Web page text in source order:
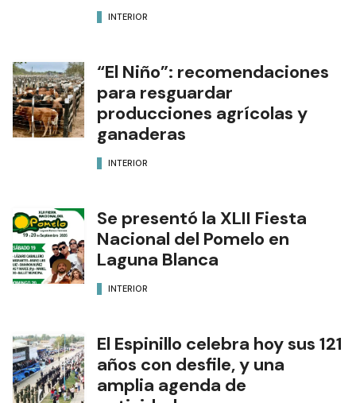
INTERIOR
“El Niño”: recomendaciones
para resguardar
producciones agrícolas y
ganaderas
INTERIOR
Se presentó la XLII Fiesta
Nacional del Pomelo en
Laguna Blanca
INTERIOR
El Espinillo celebra hoy sus 121
años con desfile, y una
amplia agenda de